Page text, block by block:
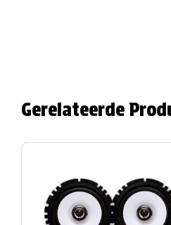
Gerelateerde